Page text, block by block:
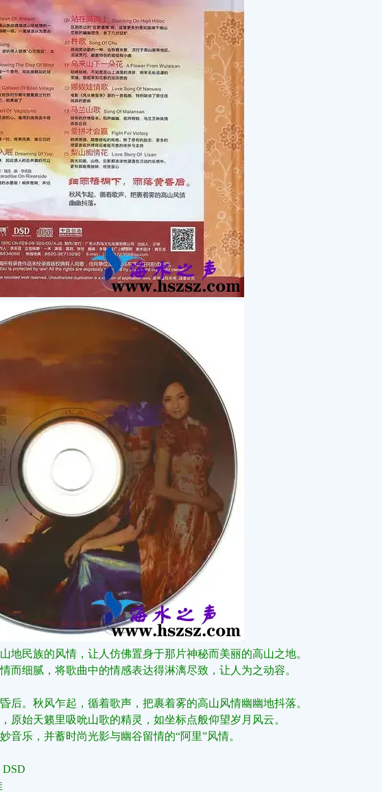
地民族的风情，让人仿佛置身于那片神秘而美丽的高山之地‌。
而细腻，将歌曲中的情感表达得淋漓尽致，让人为之动容‌。
后。秋风乍起，循着歌声，把裹着雾的高山风情幽幽地抖落。
原始天籁里吸吮山歌的精灵，如坐标点般仰望岁月风云。
音乐，并蓄时尚光影与幽谷留情的“阿里”风情。